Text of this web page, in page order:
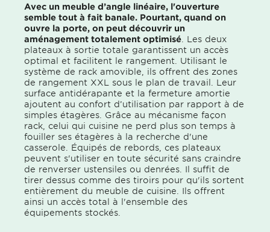
Avec un meuble d’angle linéaire, l'ouverture
semble tout à fait banale. Pourtant, quand on
ouvre la porte, on peut découvrir un
aménagement totalement optimisé . Les deux
plateaux à sortie totale garantissent un accès
optimal et facilitent le rangement. Utilisant le
système de rack amovible, ils offrent des zones
de rangement XXL sous le plan de travail. Leur
surface antidérapante et la fermeture amortie
ajoutent au confort d’utilisation par rapport à de
simples étagères. Grâce au mécanisme façon
rack, celui qui cuisine ne perd plus son temps à
fouiller ses étagères à la recherche d'une
casserole. Équipés de rebords, ces plateaux
peuvent s'utiliser en toute sécurité sans craindre
de renverser ustensiles ou denrées. Il suffit de
tirer dessus comme des tiroirs pour qu'ils sortent
entièrement du meuble de cuisine. Ils offrent
ainsi un accès total à l'ensemble des
équipements stockés.